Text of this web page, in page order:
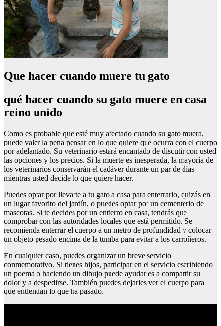
Que hacer cuando muere tu gato
qué hacer cuando su gato muere en casa
reino unido
Como es probable que esté muy afectado cuando su gato muera,
puede valer la pena pensar en lo que quiere que ocurra con el cuerpo
por adelantado. Su veterinario estará encantado de discutir con usted
las opciones y los precios. Si la muerte es inesperada, la mayoría de
los veterinarios conservarán el cadáver durante un par de días
mientras usted decide lo que quiere hacer.
Puedes optar por llevarte a tu gato a casa para enterrarlo, quizás en
un lugar favorito del jardín, o puedes optar por un cementerio de
mascotas. Si te decides por un entierro en casa, tendrás que
comprobar con las autoridades locales que está permitido. Se
recomienda enterrar el cuerpo a un metro de profundidad y colocar
un objeto pesado encima de la tumba para evitar a los carroñeros.
En cualquier caso, puedes organizar un breve servicio
conmemorativo. Si tienes hijos, participar en el servicio escribiendo
un poema o haciendo un dibujo puede ayudarles a compartir su
dolor y a despedirse. También puedes dejarles ver el cuerpo para
que entiendan lo que ha pasado.